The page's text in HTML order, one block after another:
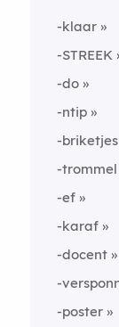
-klaar
-STREEK
-do
-ntip
-briketjes
-trommel
-ef
-karaf
-docent
-
-poster